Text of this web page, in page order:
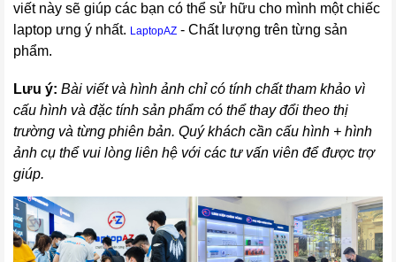
viết này sẽ giúp các bạn có thể sử hữu cho mình một chiếc
laptop ưng ý nhất. LaptopAZ - Chất lượng trên từng sản
phẩm.
Lưu ý: Bài viết và hình ảnh chỉ có tính chất tham khảo vì
cấu hình và đặc tính sản phẩm có thể thay đổi theo thị
trường và từng phiên bản. Quý khách cần cấu hình + hình
ảnh cụ thể vui lòng liên hệ với các tư vấn viên để được trợ
giúp.